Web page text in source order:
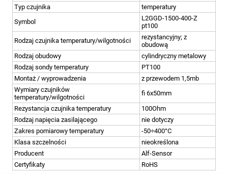
Typ czujnika
temperatury
Symbol
L2GGD-1500-400-Z
pt100
Rodzaj czujnika temperatury/wilgotności
rezystancyjny; z
obudową
Rodzaj obudowy
cylindryczny metalowy
Rodzaj sondy temperatury
PT100
Montaż / wyprowadzenia
z przewodem 1,5mb
Wymiary czujników
temperatury/wilgotności
fi 6x50mm
Rezystancja czujnika temperatury
100Ohm
Rodzaj napięcia zasilającego
nie dotyczy
Zakres pomiarowy temperatury
-50÷400°C
Klasa szczelności
nieokreślona
Producent
Alf-Sensor
Certyfikaty
RoHS